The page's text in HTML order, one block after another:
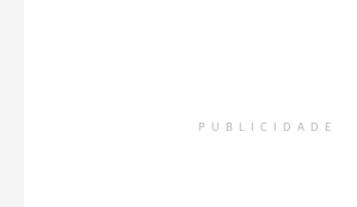
PUBLICIDADE